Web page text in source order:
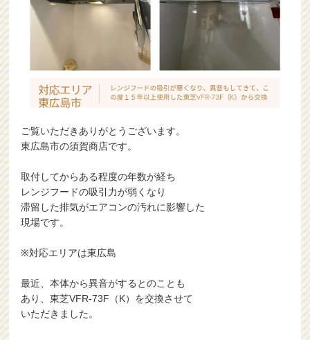
ご覧いただきありがとうございます。
東広島市の須賀商店です。
取付してからある程度の年数が経ち
レンジフードの吸引力が弱くなり
滞留した排気がエアコンの汚れに影響した
現場です。
※対応エリアは東広島
最近、本体から異音がするとのことも
あり、東芝VFR-73F（K）を交換させて
いただきました。